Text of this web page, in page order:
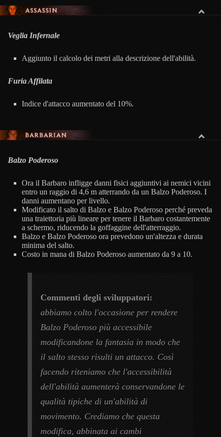
ASSASSINA
Veglia Infernale
Aggiunto il calcolo dei metri alla descrizione dell'abilità.
Furia Affilata
Indice d'attacco aumentato del 10%.
BARBARO
Balzo Poderoso
Ora il Barbaro infligge danni fisici aggiuntivi ai nemici vicini
entro un raggio di 4,6 m atterrando da un Balzo Poderoso. I
danni aumentano per livello.
Modificato il salto di Balzo e Balzo Poderoso perché preveda
una traiettoria più lineare per tenere il Barbaro costantemente
a schermo, riducendo la goffaggine dell'atterraggio.
Balzo e Balzo Poderoso ora prevedono un'altezza e durata
minima del salto.
Costo in mana di Balzo Poderoso aumentato da 9 a 10.
Commenti degli sviluppatori:
abbiamo colto l'occasione per rendere
Balzo Poderoso più accessibile
modificandone la fantasia in modo che
il salto stesso risulti un attacco. Così
facendo riteniamo che l'accessibilità
dell'abilità aumenterà conservandone le
qualità tipiche di un'abilità di
movimento. Crediamo che questa
modifica, abbinata ai cambi